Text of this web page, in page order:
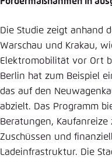
Die Studie zeigt anhand
Warschau und Krakau,
Elektromobilität vor Ort
Berlin hat zum Beispiel
das auf den
abzielt. Das Programm
Beratungen,
Zuschüssen und
Ladeinfrastruktur. Die